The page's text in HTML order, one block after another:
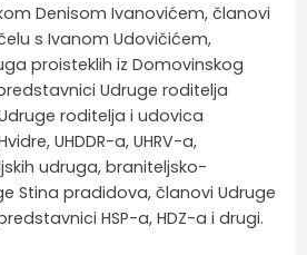
Denisom Ivanovićem, članovi
s Ivanom Udovičićem,
proisteklih iz Domovinskog
Udruge roditelja
roditelja i udovica
UHDDR-a, UHRV-a,
udruga, braniteljsko-
Stina pradidova, članovi Udruge
HSP-a, HDZ-a i drugi.